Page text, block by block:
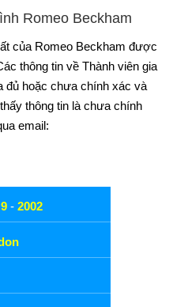
Romeo Beckham
của Romeo Beckham được
thông tin về Thành viên gia
đủ hoặc chưa chính xác và
thông tin là chưa chính
email:
9 - 2002